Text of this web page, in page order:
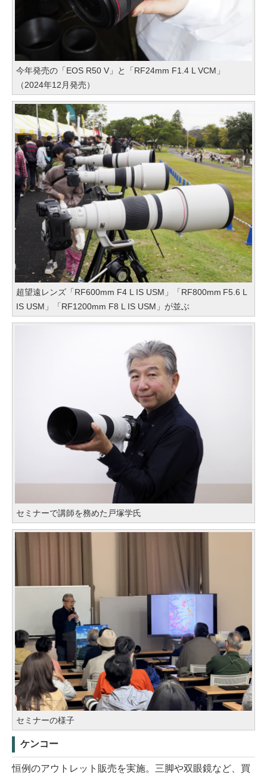
今年発売の「EOS R50 V」と「RF24mm F1.4 L VCM」
（2024年12月発売）
超望遠レンズ「RF600mm F4 L IS USM」「RF800mm F5.6 L
IS USM」「RF1200mm F8 L IS USM」が並ぶ
セミナーで講師を務めた戸塚学氏
セミナーの様子
ケンコー
恒例のアウトレット販売を実施。三脚や双眼鏡など、買